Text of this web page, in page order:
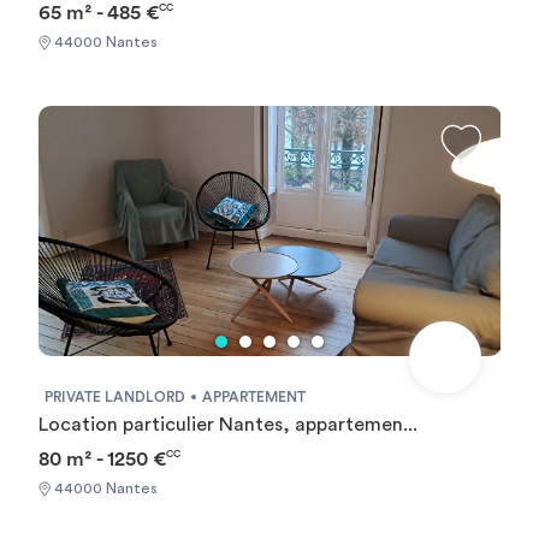
une Garantie Visale obligatoirement et une assurance
habitation+++ [ENG] CHECK-IN CAN ONLY BE DONE
ON WEEKDAYS AND NOT AT WEEKENDS +++You must
65 m² - 485 €CC
44000 Nantes
PRIVATE LANDLORD APPARTEMENT
Location particulier Nantes, appartemen...
80 m² - 1250 €CC
44000 Nantes